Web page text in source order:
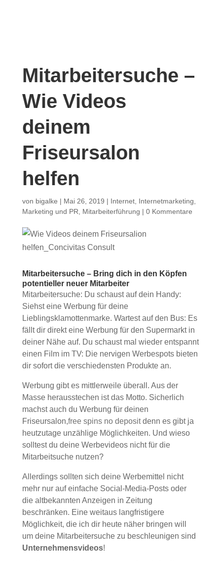
Mitarbeitersuche –
Wie Videos
deinem
Friseursalon
helfen
von bigalke | Mai 26, 2019 | Internet, Internetmarketing
Marketing und PR
Mitarbeiterführung | 0 Kommentare
Mitarbeitersuche – Bring dich in den Köpfen
potentieller neuer Mitarbeiter
Mitarbeitersuche: Du schaust auf dein Handy:
Siehst eine Werbung für deine
Lieblingsklamottenmarke. Wartest auf den Bus: Es
fällt dir direkt eine Werbung für den Supermarkt in
deiner Nähe auf. Du schaust mal wieder entspannt
einen Film im TV: Die nervigen Werbespots bieten
dir sofort die verschiedensten Produkte an.
Werbung gibt es mittlerweile überall. Aus der
Masse herausstechen ist das Motto. Sicherlich
machst auch du Werbung für deinen
Friseursalon,free spins no depositdenn es gibt ja
heutzutage unzählige Möglichkeiten. Und wieso
solltest du deine Werbevideos nicht für die
Mitarbeitsuche nutzen?
Allerdings sollten sich deine Werbemittel nicht
mehr nur auf einfache Social-Media-Posts oder
die altbekannten Anzeigen in Zeitung
beschränken. Eine weitaus langfristigere
Möglichkeit, die ich dir heute näher bringen will
um deine Mitarbeitersuche zu beschleunigen sind
Unternehmensvideos!